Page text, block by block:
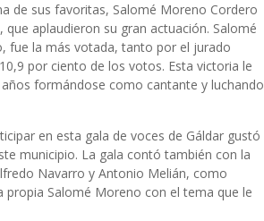
de sus favoritas, Salomé Moreno Cordero
aplaudieron su gran actuación. Salomé
fue la más votada, tanto por el jurado
por ciento de los votos. Esta victoria le
formándose como cantante y luchando
en esta gala de voces de Gáldar gustó
municipio. La gala contó también con la
Navarro y Antonio Melián, como
Salomé Moreno con el tema que le